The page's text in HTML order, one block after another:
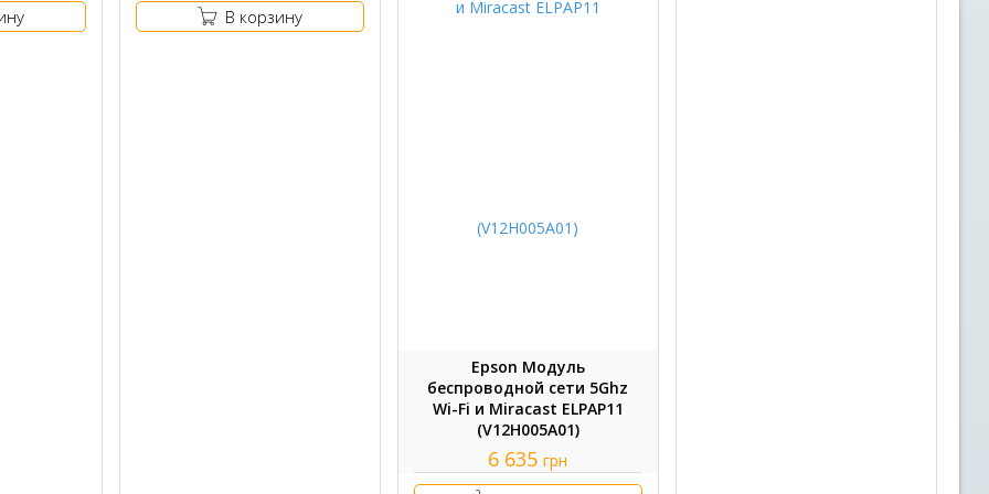
В корзину
Epson Модуль
беспроводной сети 5Ghz
Wi-Fi и Miracast ELPAP11
(V12H005A01)
6 635грн